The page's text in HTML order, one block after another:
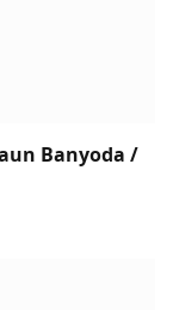
Banyoda /